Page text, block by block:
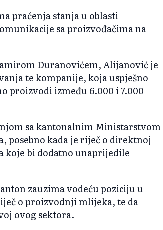
praćenja stanja u oblasti
sa proizvođačima na
Duranovićem, Alijanović je
te kompanije, koja uspješno
proizvodi između 6.000 i 7.000
sa kantonalnim Ministarstvom
posebno kada je riječ o direktnoj
bi dodatno unaprijedile
zauzima vodeću poziciju u
o proizvodnji mlijeka, te da
ovog sektora.